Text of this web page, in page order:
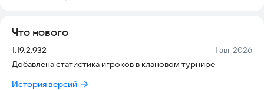
- В разную погоду клюют разные рыбы
- Игровые наживки соответствуют наживкам, используемым
- Для каждой рыбы существует предпочтительная глубина
лова
Что нового
Версия:
1.19.2.932 Дата:
1 авг 2026
Добавлена статистика игроков в клановом турнире
История версий